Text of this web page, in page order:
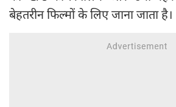
बेहतरीन फिल्मों के लिए जाना जाता है।